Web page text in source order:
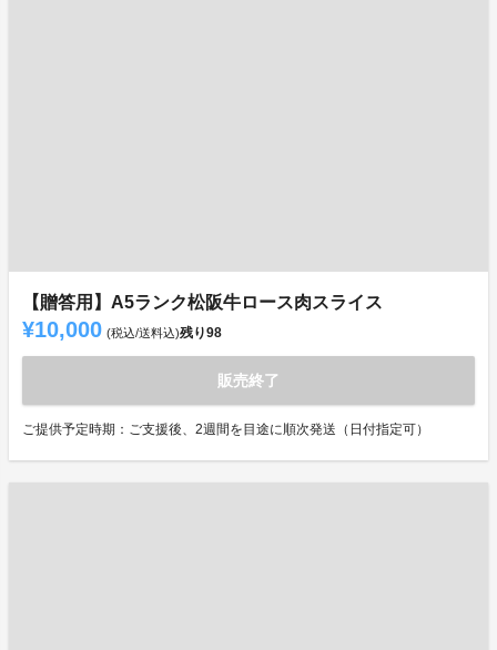
【贈答用】A5ランク松阪牛ロース肉スライス
¥10,000 (税込/送料込)残り98
販売終了
ご提供予定時期：ご支援後、2週間を目途に順次発送（日付指定可）